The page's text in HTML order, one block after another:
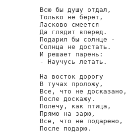
Всю бы душу отдал,
Только не берет,
Ласково смеется
Да глядит вперед.
Подарил бы солнце -
Солнца не достать.
И решает парень:
- Научусь летать.
На восток дорогу
В тучах проложу,
Все, что не досказано,
После доскажу.
Полечу, как птица,
Прямо на зарю,
Все, что не подарено,
После подарю.